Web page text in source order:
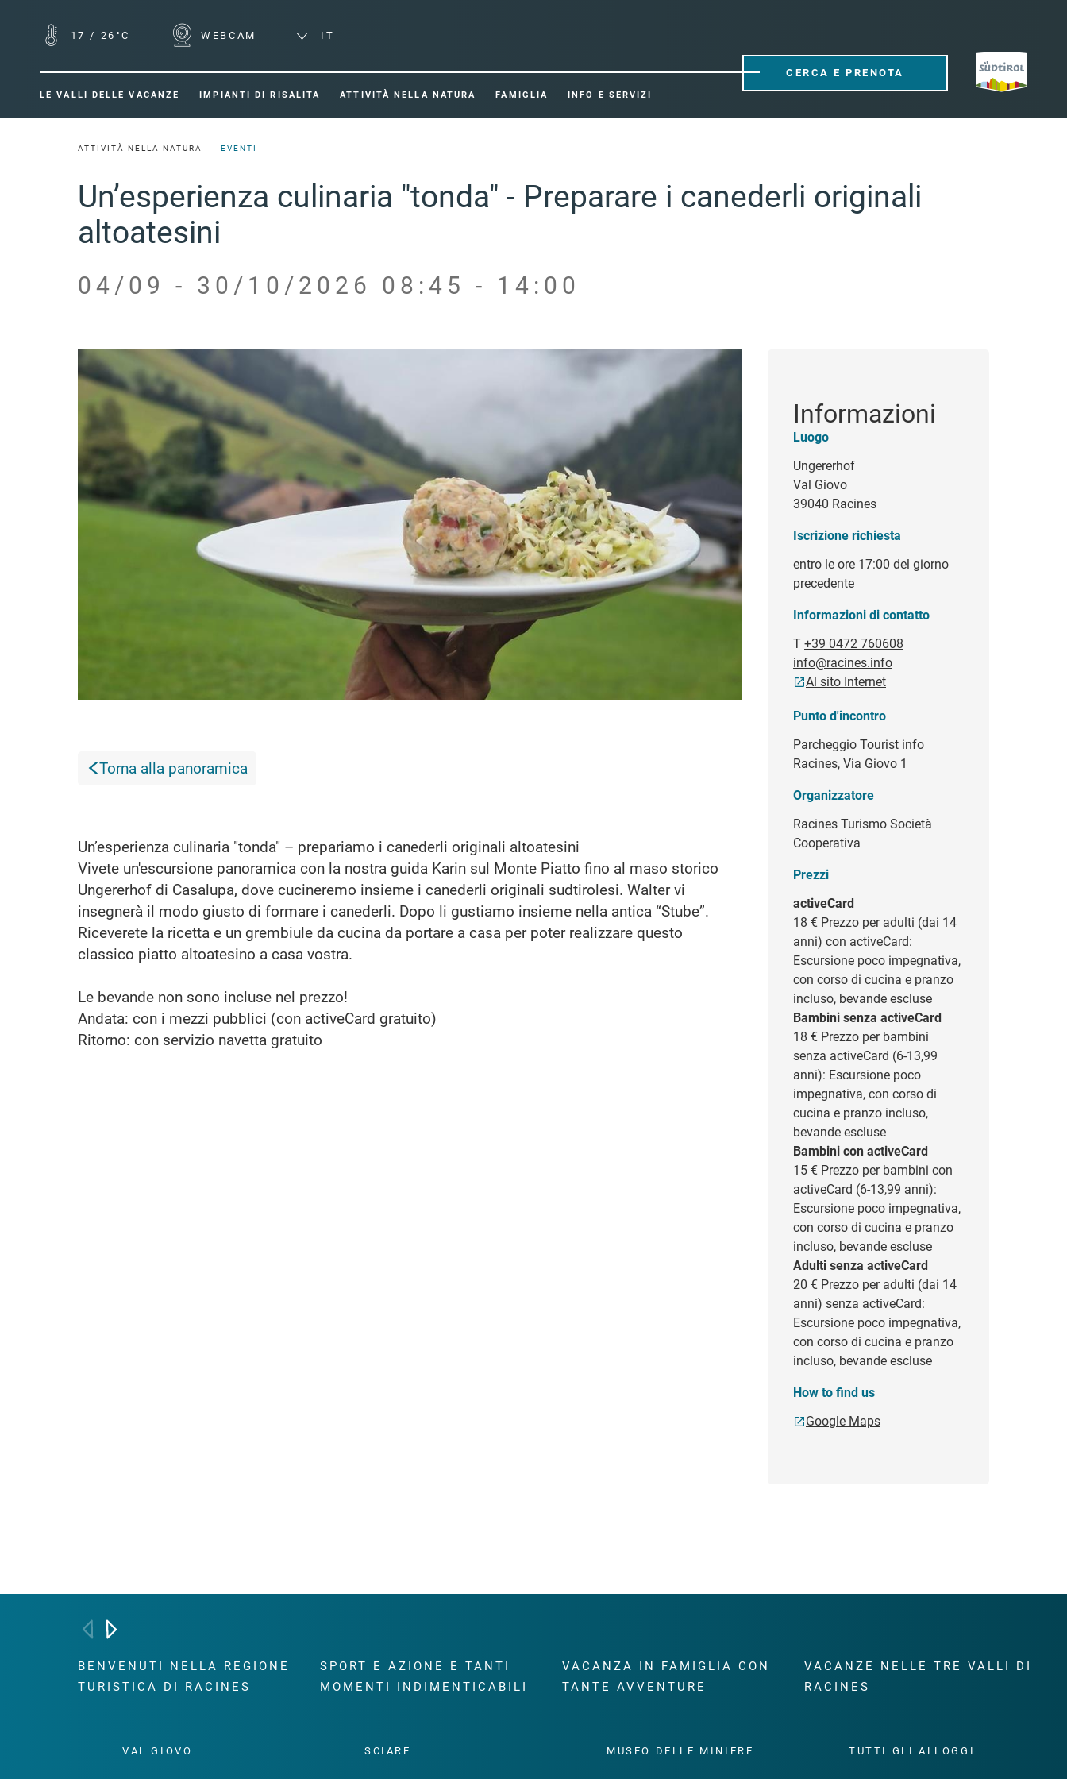
17 / 26°C WEBCAM IT
LE VALLI DELLE VACANZE IMPIANTI DI RISALITA ATTIVITÀ NELLA NATURA FAMIGLIA INFO E SERVIZI
CERCA E PRENOTA
ATTIVITÀ NELLA NATURA EVENTI
Un’esperienza culinaria "tonda" - Preparare i canederli originali
altoatesini
04/09 - 30/10/2026 08:45 - 14:00
Torna alla panoramica
Un’esperienza culinaria "tonda" – prepariamo i canederli originali altoatesini
Vivete un'escursione panoramica con la nostra guida Karin sul Monte Piatto fino al maso storico
Ungererhof di Casalupa, dove cucineremo insieme i canederli originali sudtirolesi. Walter vi
insegnerà il modo giusto di formare i canederli. Dopo li gustiamo insieme nella antica “Stube”.
Riceverete la ricetta e un grembiule da cucina da portare a casa per poter realizzare questo
classico piatto altoatesino a casa vostra.
Le bevande non sono incluse nel prezzo!
Andata: con i mezzi pubblici (con activeCard gratuito)
Ritorno: con servizio navetta gratuito
Informazioni
Luogo
Ungererhof
Val Giovo
39040 Racines
Iscrizione richiesta
entro le ore 17:00 del giorno
precedente
Informazioni di contatto
T +39 0472 760608
info@racines.info
Al sito Internet
Punto d'incontro
Parcheggio Tourist info
Racines, Via Giovo 1
Organizzatore
Racines Turismo Società
Cooperativa
Prezzi
activeCard
18 € Prezzo per adulti (dai 14
anni) con activeCard:
Escursione poco impegnativa,
con corso di cucina e pranzo
incluso, bevande escluse
Bambini senza activeCard
18 € Prezzo per bambini
senza activeCard (6-13,99
anni): Escursione poco
impegnativa, con corso di
cucina e pranzo incluso,
bevande escluse
Bambini con activeCard
15 € Prezzo per bambini con
activeCard (6-13,99 anni):
Escursione poco impegnativa,
con corso di cucina e pranzo
incluso, bevande escluse
Adulti senza activeCard
20 € Prezzo per adulti (dai 14
anni) senza activeCard:
Escursione poco impegnativa,
con corso di cucina e pranzo
incluso, bevande escluse
How to find us
Google Maps
BENVENUTI NELLA REGIONE
TURISTICA DI RACINES
VAL GIOVO
SPORT E AZIONE E TANTI
MOMENTI INDIMENTICABILI
SCIARE
VACANZA IN FAMIGLIA CON
TANTE AVVENTURE
MUSEO DELLE MINIERE
VACANZE NELLE TRE VALLI DI
RACINES
TUTTI GLI ALLOGGI